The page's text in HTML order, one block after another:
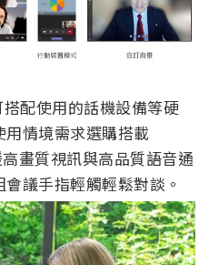
配使用的話機設備等硬
情境需求選購搭載
畫質視訊與高品質語音通
議手指輕觸輕鬆對談。